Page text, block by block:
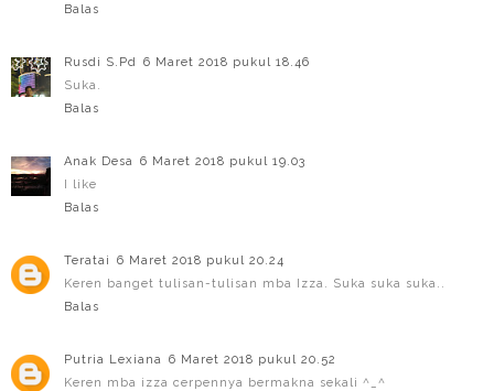
Balas
Rusdi S.Pd
6 Maret 2018 pukul 18.46
Suka.
Balas
Anak Desa
6 Maret 2018 pukul 19.03
I like
Balas
Teratai
6 Maret 2018 pukul 20.24
Keren banget tulisan-tulisan mba Izza. Suka suka suka..
Balas
Putria Lexiana
6 Maret 2018 pukul 20.52
Keren mba izza cerpennya bermakna sekali ^_^